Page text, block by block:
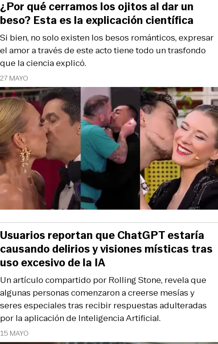
27 MAYO
Si bien, no solo existen los besos románticos, expresar
el amor a través de este acto tiene todo un trasfondo
que la ciencia explicó.
¿Por qué cerramos los ojitos al dar un
beso? Esta es la explicación científica
15 MAYO
Un artículo compartido por Rolling Stone, revela que
algunas personas comenzaron a creerse mesías y
seres especiales tras recibir respuestas adulteradas
por la aplicación de Inteligencia Artificial.
Usuarios reportan que ChatGPT estaría
causando delirios y visiones místicas tras
uso excesivo de la IA